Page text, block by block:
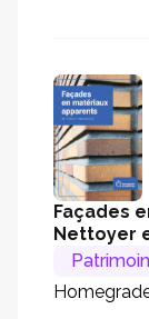
Façades
Nettoyer